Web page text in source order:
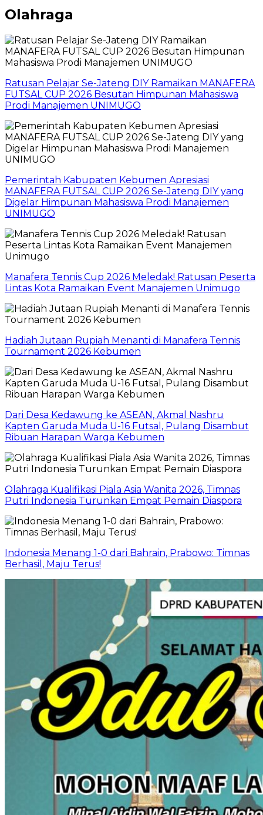
Olahraga
Ratusan Pelajar Se-Jateng DIY Ramaikan MANAFERA
FUTSAL CUP 2026 Besutan Himpunan Mahasiswa
Prodi Manajemen UNIMUGO
Pemerintah Kabupaten Kebumen Apresiasi
MANAFERA FUTSAL CUP 2026 Se-Jateng DIY yang
Digelar Himpunan Mahasiswa Prodi Manajemen
UNIMUGO
Manafera Tennis Cup 2026 Meledak! Ratusan Peserta
Lintas Kota Ramaikan Event Manajemen Unimugo
Hadiah Jutaan Rupiah Menanti di Manafera Tennis
Tournament 2026 Kebumen
Dari Desa Kedawung ke ASEAN, Akmal Nashru
Kapten Garuda Muda U-16 Futsal, Pulang Disambut
Ribuan Harapan Warga Kebumen
Olahraga Kualifikasi Piala Asia Wanita 2026, Timnas
Putri Indonesia Turunkan Empat Pemain Diaspora
Indonesia Menang 1-0 dari Bahrain, Prabowo: Timnas
Berhasil, Maju Terus!